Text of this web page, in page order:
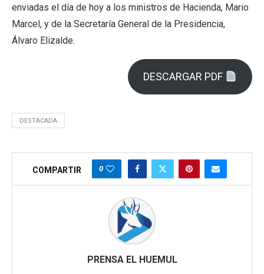
enviadas el día de hoy a los ministros de Hacienda, Mario
Marcel, y de la Secretaría General de la Presidencia,
Álvaro Elizalde.
DESCARGAR PDF
DESTACADA
COMPARTIR 0
PRENSA EL HUEMUL